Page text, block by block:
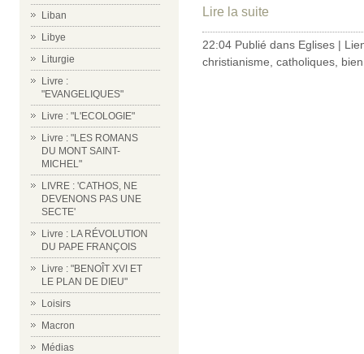
Liban
Libye
Liturgie
Livre :
"EVANGELIQUES"
Livre : "L'ECOLOGIE"
Livre : "LES ROMANS
DU MONT SAINT-
MICHEL"
LIVRE : 'CATHOS, NE
DEVENONS PAS UNE
SECTE'
Livre : LA RÉVOLUTION
DU PAPE FRANÇOIS
Livre : "BENOÎT XVI ET
LE PLAN DE DIEU"
Loisirs
Macron
Médias
Lire la suite
22:04 Publié dans Eglises |
christianisme catholiques